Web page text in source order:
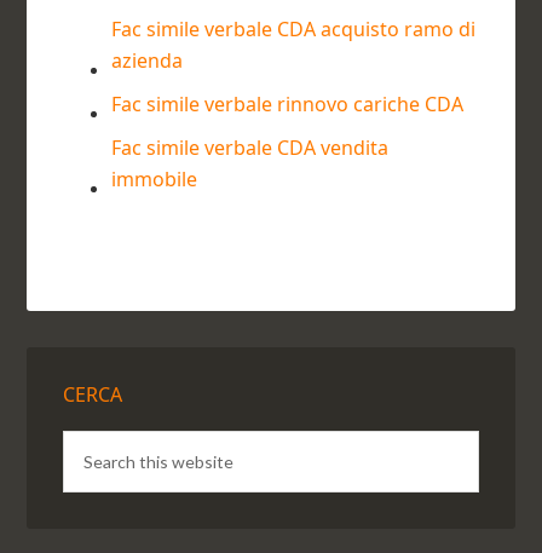
Fac simile verbale CDA acquisto ramo di
azienda​
Fac simile verbale rinnovo cariche CDA​
Fac simile verbale CDA vendita
immobile​
CERCA